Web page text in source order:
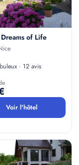
of Life
· 12 avis
Voir l'hôtel